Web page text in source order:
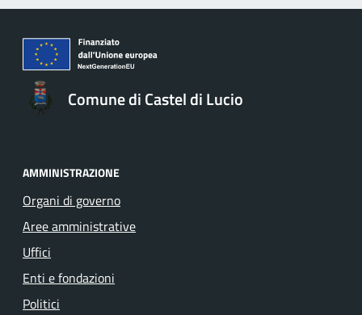
Comune di Castel di Lucio
AMMINISTRAZIONE
Organi di governo
Aree amministrative
Uffici
Enti e fondazioni
Politici